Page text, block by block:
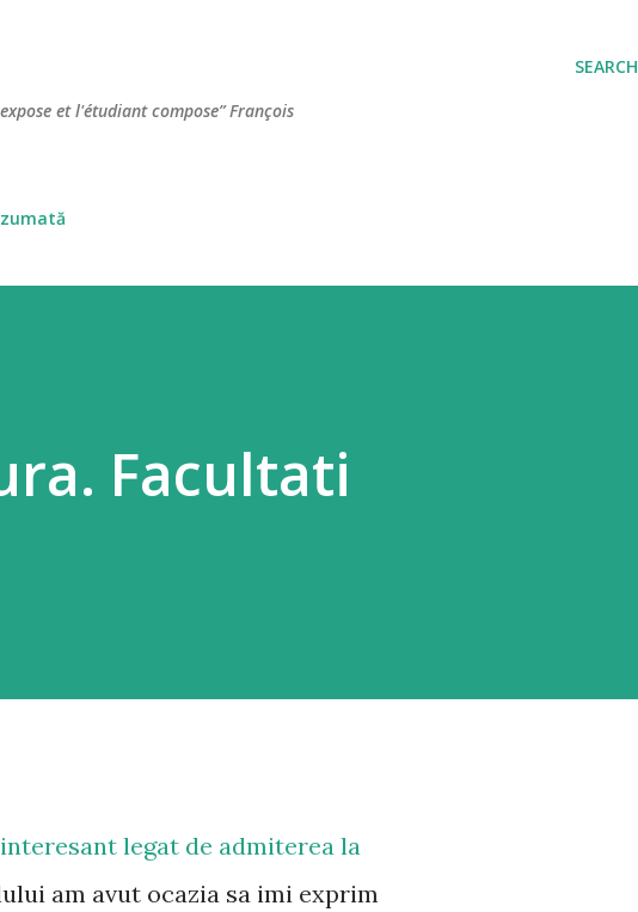
et l'étudiant compose” François
SEARCH
Facultati
legat de admiterea la
am avut ocazia sa imi exprim